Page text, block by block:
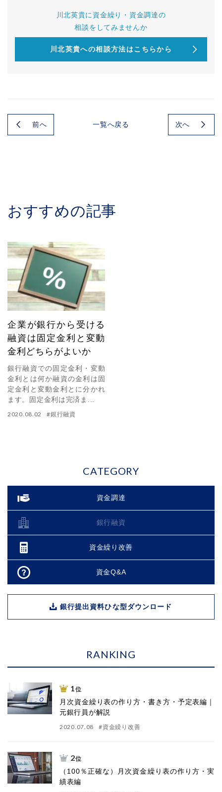
川北英貴に資金繰り・資金調達の
相談をしてみませんか
川北英貴への相談方法はこちらから
前へ 一覧へ戻る 次へ
おすすめの記事
企業が銀行から受ける
融資は固定金利と変動
金利どちらがよいか
銀行融資での固定金利・変動
金利とは何か融資の金利は固
定金利と変動金利とに分かれ
ます。固定金利は完済ま...
2020.08.02 #銀行融資
CATEGORY
資金調達
銀行融資
資金繰り改善
資金Q&A
銀行提出資料ひな型ダウンロード
RANKING
1位
月次資金繰り表の作り方・書き方・予定表編｜
元銀行員が解説
2020.07.08 #資金繰り改善
2位
（100％正確な）月次資金繰り表の作り方・実
績表編